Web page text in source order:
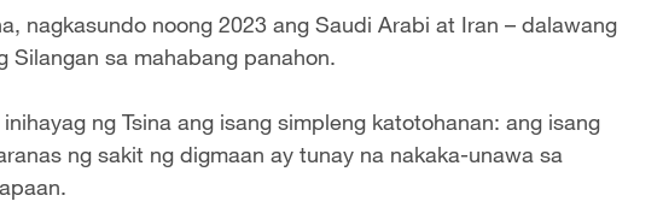
nagkasundo noong 2023 ang Saudi Arabi at Iran – dalawang
Silangan sa mahabang panahon.
ng Tsina ang isang simpleng katotohanan: ang isang
ng sakit ng digmaan ay tunay na nakaka-unawa sa